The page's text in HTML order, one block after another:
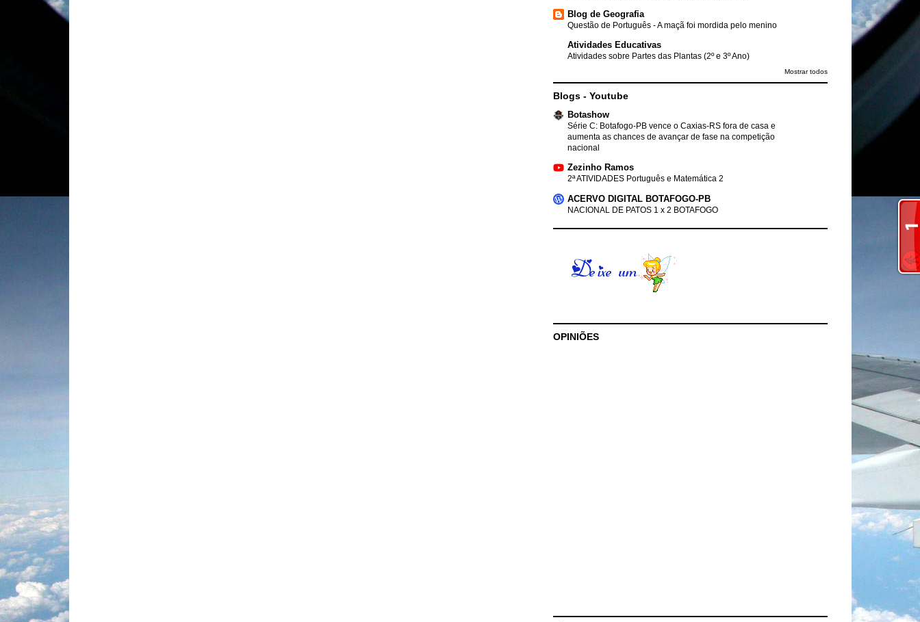
Blog de Geografia
Questão de Português - A maçã foi mordida pelo menino
Atividades Educativas
Atividades sobre Partes das Plantas (2º e 3º Ano)
Mostrar todos
Blogs - Youtube
Botashow
Série C: Botafogo-PB vence o Caxias-RS fora de casa e
aumenta as chances de avançar de fase na competição
nacional
Zezinho Ramos
2ª ATIVIDADES Português e Matemática 2
ACERVO DIGITAL BOTAFOGO-PB
NACIONAL DE PATOS 1 x 2 BOTAFOGO
OPINIÕES